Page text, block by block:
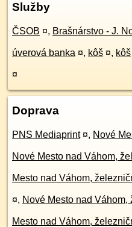
Služby
ČSOB ¤, Brašnárstvo - J.
úverová banka ¤, kôš ¤, kôš
¤
Doprava
PNS Mediaprint ¤, Nové
Nové Mesto nad Váhom,
Mesto nad Váhom,
¤, Nové Mesto nad Váhom,
Mesto nad Váhom,